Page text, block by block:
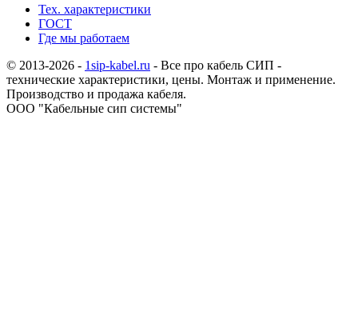
Тех. характеристики
ГОСТ
Где мы работаем
© 2013-2026 - 1sip-kabel.ru - Все про кабель СИП -
технические характеристики, цены. Монтаж и применение.
Производство и продажа кабеля.
ООО "Кабельные сип системы"